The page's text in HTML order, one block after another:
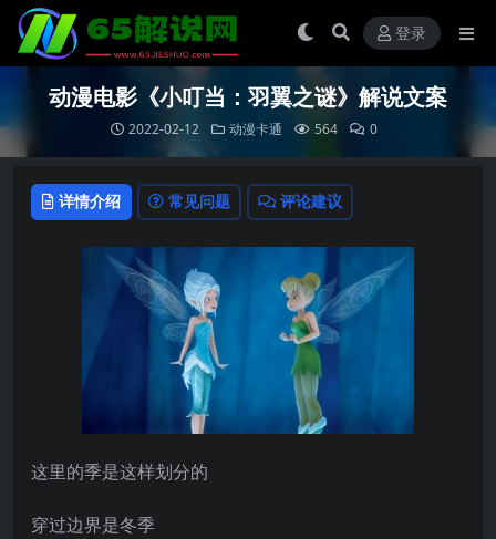
登录
动漫电影《小叮当：羽翼之谜》解说文案
2022-02-12 动漫卡通 564 0
详情介绍 常见问题 评论建议
这里的季是这样划分的
穿过边界是冬季